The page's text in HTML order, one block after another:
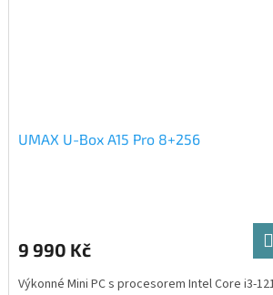
UMAX U-Box A15 Pro 8+256
9 990 Kč
Výkonné Mini PC s procesorem Intel Core i3-